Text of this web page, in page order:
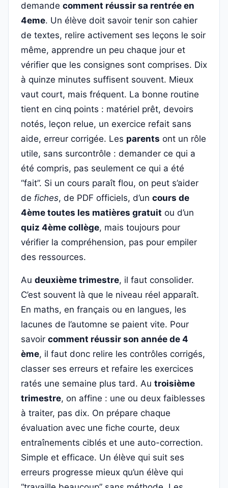
demande comment réussir sa rentrée en
4eme. Un élève doit savoir tenir son cahier
de textes, relire activement ses leçons le soir
même, apprendre un peu chaque jour et
vérifier que les consignes sont comprises. Dix
à quinze minutes suffisent souvent. Mieux
vaut court, mais fréquent. La bonne routine
tient en cinq points : matériel prêt, devoirs
notés, leçon relue, un exercice refait sans
aide, erreur corrigée. Les parents ont un rôle
utile, sans surcontrôle : demander ce qui a
été compris, pas seulement ce qui a été
“fait”. Si un cours paraît flou, on peut s’aider
de fiches, de PDF officiels, d’un cours de
4ème toutes les matières gratuit ou d’un
quiz 4ème collège, mais toujours pour
vérifier la compréhension, pas pour empiler
des ressources.
Au deuxième trimestre, il faut consolider.
C’est souvent là que le niveau réel apparaît.
En maths, en français ou en langues, les
lacunes de l’automne se paient vite. Pour
savoir comment réussir son année de 4
ème, il faut donc relire les contrôles corrigés,
classer ses erreurs et refaire les exercices
ratés une semaine plus tard. Au troisième
trimestre, on affine : une ou deux faiblesses
à traiter, pas dix. On prépare chaque
évaluation avec une fiche courte, deux
entraînements ciblés et une auto-correction.
Simple et efficace. Un élève qui suit ses
erreurs progresse mieux qu’un élève qui